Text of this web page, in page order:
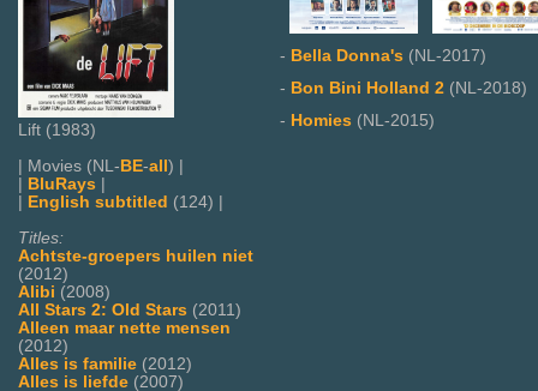
Lift (1983)
| Movies (NL-BE-all) |
| BluRays |
| English subtitled (124) |
Titles:
Achtste-groepers huilen niet
(2012)
Alibi (2008)
All Stars 2: Old Stars (2011)
Alleen maar nette mensen
(2012)
Alles is familie (2012)
Alles is liefde (2007)
- Bella Donna's (NL-2017)
- Bon Bini Holland 2 (NL-2018)
- Homies (NL-2015)